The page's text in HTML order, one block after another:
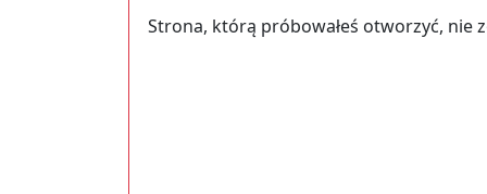
Strona, którą próbowałeś otworzyć, nie